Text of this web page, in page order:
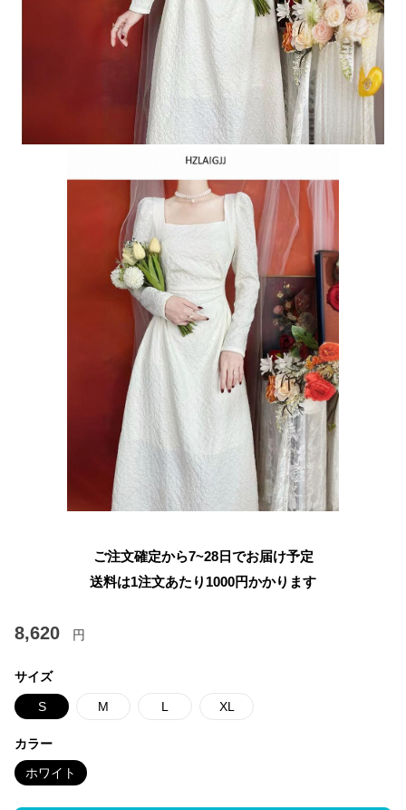
ご注文確定から7~28日でお届け予定
送料は1注文あたり 1000円かかります
8,620 円
サイズ
S M L XL
カラー
ホワイト